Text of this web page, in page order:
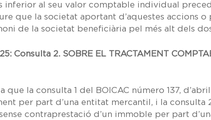
inferior al seu valor comptable individual
que la societat aportant d’aquestes accions
de la societat beneficiària pel més alt dels
Consulta 2. SOBRE EL TRACTAMENT
que laconsulta 1 del BOICAC número 137,
per part d’una entitat mercantil, i laconsulta
contraprestació d’un immoble per part